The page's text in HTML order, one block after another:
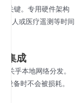
关键。专用硬件架构
器人或医疗遥测等时间
集成
关乎本地网络分发。
设备时不会被损耗。